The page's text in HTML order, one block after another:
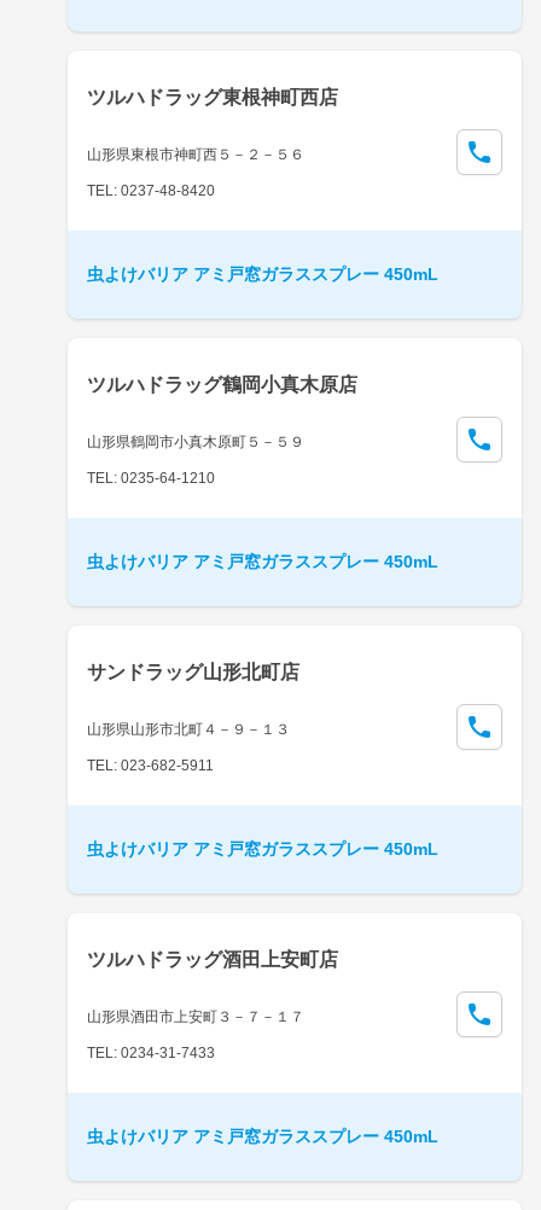
ツルハドラッグ東根神町西店
山形県東根市神町西５－２－５６
TEL: 0237-48-8420
虫よけバリア アミ戸窓ガラススプレー 450mL
ツルハドラッグ鶴岡小真木原店
山形県鶴岡市小真木原町５－５９
TEL: 0235-64-1210
虫よけバリア アミ戸窓ガラススプレー 450mL
サンドラッグ山形北町店
山形県山形市北町４－９－１３
TEL: 023-682-5911
虫よけバリア アミ戸窓ガラススプレー 450mL
ツルハドラッグ酒田上安町店
山形県酒田市上安町３－７－１７
TEL: 0234-31-7433
虫よけバリア アミ戸窓ガラススプレー 450mL